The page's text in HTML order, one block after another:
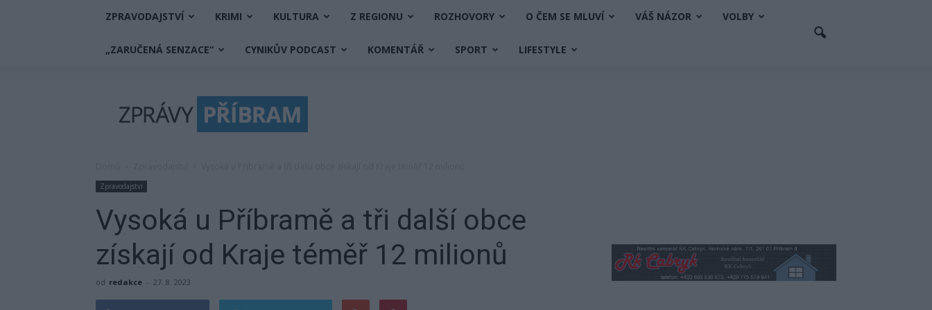
ZPRAVODAJSTVÍ KRIMI KULTURA Z REGIONU ROZHOVORY O ČEM SE MLUVÍ VÁŠ NÁZOR VOLBY
„ZARUČENÁ SENZACE“ CYNIKŮV PODCAST KOMENTÁŘ SPORT LIFESTYLE
Příbram
Zpravodajství
Vysoká u Příbramě a tři další obce
získají od Kraje téměř 12 milionů
od redakce - 27. 8. 2023